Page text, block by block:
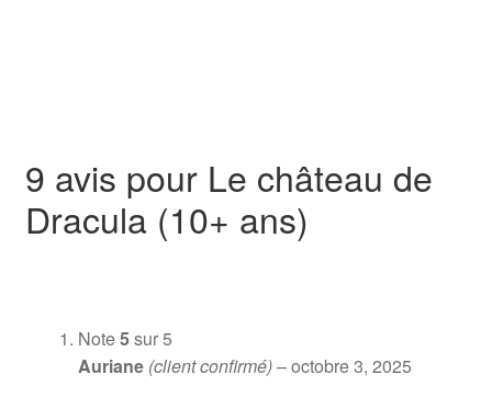
9 avis pour Le château de
Dracula (10+ ans)
Note5sur 5
Auriane (client confirmé)–octobre 3, 2025